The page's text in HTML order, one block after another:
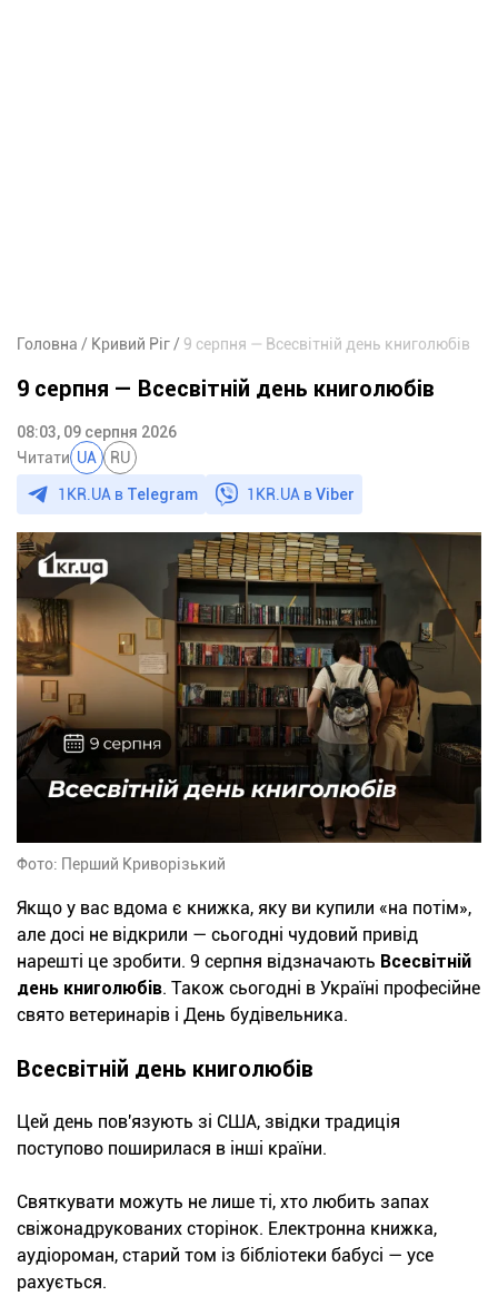
Головна Кривий Ріг 9 серпня — Всесвітній день книголюбів
9 серпня — Всесвітній день книголюбів
08:03, 09 серпня 2026
Читати UA RU
1KR.UA в Telegram 1KR.UA вViber
Фото: Перший Криворізький
Якщо у вас вдома є книжка, яку ви купили «на потім»,
але досі не відкрили — сьогодні чудовий привід
нарешті це зробити. 9 серпня відзначають Всесвітній
день книголюбів. Також сьогодні в Україні професійне
свято ветеринарів і День будівельника.
Всесвітній день книголюбів
Цей день пов'язують зі США, звідки традиція
поступово поширилася в інші країни.
Святкувати можуть не лише ті, хто любить запах
свіжонадрукованих сторінок. Електронна книжка,
аудіороман, старий том із бібліотеки бабусі — усе
рахується.